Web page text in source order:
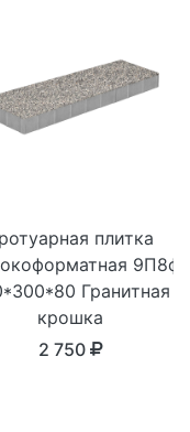
плитка
9П8ф
Гранитная
крошка
2 750